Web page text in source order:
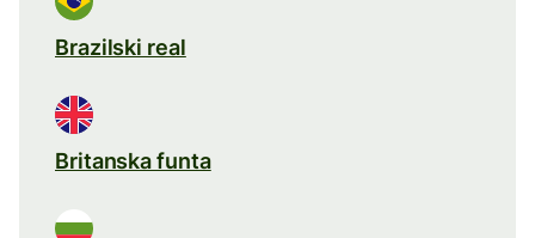
Brazilski real
Britanska funta